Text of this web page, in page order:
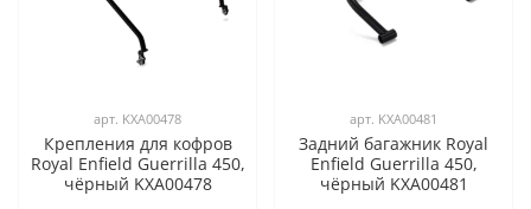
арт. KXA00478
Крепления для кофров
Royal Enfield Guerrilla 450,
чёрный KXA00478
арт. KXA00481
Задний багажник Royal
Enfield Guerrilla 450,
чёрный KXA00481